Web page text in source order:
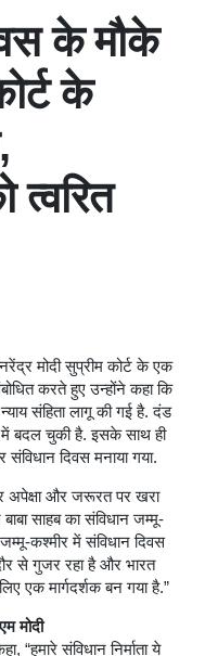
के मौके
के
त्वरित
मोदी सुप्रीम कोर्ट के एक
करते हुए उन्होंने कहा कि
संहिता लागू की गई है. दंड
में बदल चुकी है. इसके साथ ही
संविधान दिवस मनाया गया.
अपेक्षा और जरूरत पर खरा
साहब का संविधान जम्मू-
जम्मू-कश्मीर में संविधान दिवस
से गुजर रहा है और भारत
एक मार्गदर्शक बन गया है.”
मोदी
“हमारे संविधान निर्माता ये